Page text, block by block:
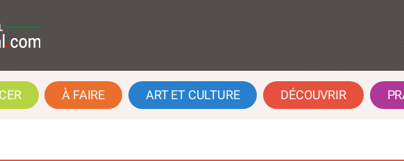
À FAIRE ART ET CULTURE DÉCOUVRIR